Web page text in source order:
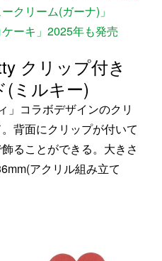
クリーム(ガーナ)」
ーキ」2025年も発売
クリップ付き
(ミルキー)
」コラボデザインのクリ
背面にクリップが付いて
ることができる。大きさ
アクリル組み立て